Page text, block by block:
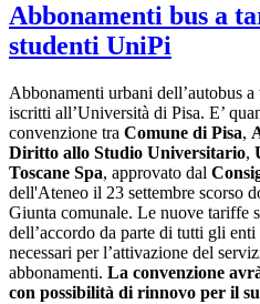
Abbonamenti bus a
studenti UniPi
Abbonamenti urbani dell’autobus
iscritti all’Università di Pisa. E’
convenzione tra Comune di Pisa,
Diritto allo Studio Universitario,
Toscane Spa, approvato dal
dell'Ateneo il 23 settembre scorso
Giunta comunale. Le nuove tariffe
dell’accordo da parte di tutti gli
necessari per l’attivazione del
abbonamenti. La convenzione
con possibilità di rinnovo per il